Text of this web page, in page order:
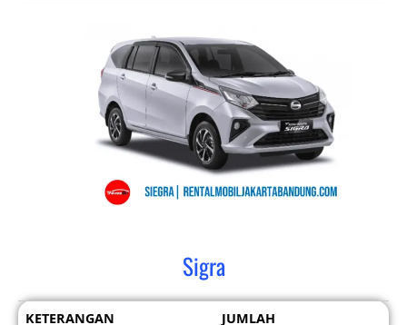
Sigra
KETERANGAN
JUMLAH